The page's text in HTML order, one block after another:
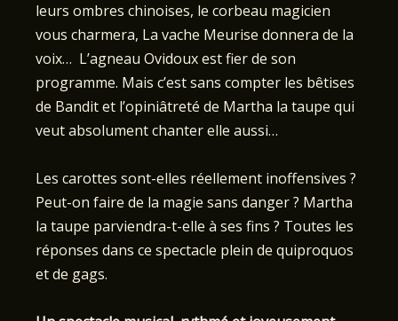
leurs ombres chinoises, le corbeau magicien
vous charmera, La vache Meurise donnera de la
voix… L’agneau Ovidoux est fier de son
programme. Mais c’est sans compter les bêtises
de Bandit et l’opiniâtreté de Martha la taupe qui
veut absolument chanter elle aussi…
Les carottes sont-elles réellement inoffensives ?
Peut-on faire de la magie sans danger ? Martha
la taupe parviendra-t-elle à ses fins ? Toutes les
réponses dans ce spectacle plein de quiproquos
et de gags.